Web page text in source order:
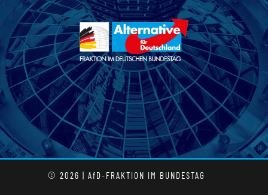
© 2026 | AfD-FRAKTION IM BUNDESTAG